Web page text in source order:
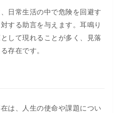
日常生活の中で危険を回避す
する助言を与えます。耳鳴り
して現れることが多く、見落
存在です。
は、人生の使命や課題につい